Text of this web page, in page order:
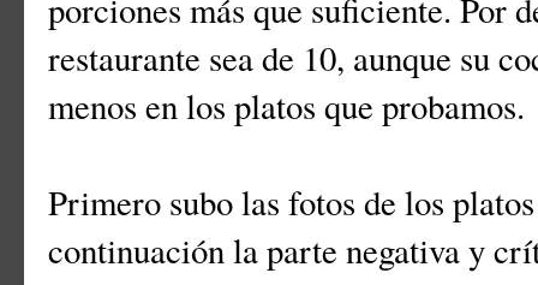
restaurante sea de 10, aunque su
menos en los platos que probamos.
Primero subo las fotos de los
continuación la parte negativa y